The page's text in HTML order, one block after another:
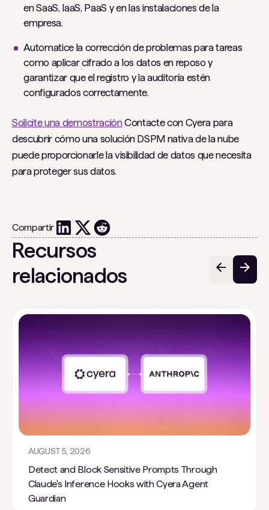
en SaaS, IaaS, PaaS y en las instalaciones de la
empresa.
Automatice la corrección de problemas para tareas
como aplicar cifrado a los datos en reposo y
garantizar que el registro y la auditoría estén
configurados correctamente.
Solicite una demostraciónContacte con Cyera para
descubrir cómo una solución DSPM nativa de la nube
puede proporcionarle la visibilidad de datos que necesita
para proteger sus datos.
Compartir
Recursos
relacionados
AUGUST 5, 2026
Detect and Block Sensitive Prompts Through
Claude's Inference Hooks with Cyera Agent
Guardian